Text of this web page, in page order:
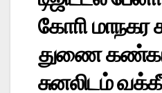
கோாி மாநகர
துணை
சுனலிடம்